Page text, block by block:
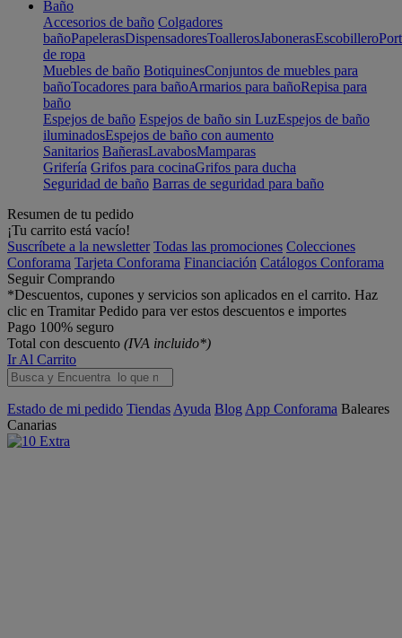
Baño
Accesorios de baño Colgadores
bañoPapelerasDispensadoresToallerosJabonerasEscobillero
de ropa
Muebles de baño BotiquinesConjuntos de muebles para
bañoTocadores para bañoArmarios para bañoRepisa para
baño
Espejos de baño Espejos de baño sin LuzEspejos de baño
iluminadosEspejos de baño con aumento
Sanitarios BañerasLavabosMamparas
Grifería Grifos para cocinaGrifos para ducha
Seguridad de baño Barras de seguridad para baño
Resumen de tu pedido
¡Tu carrito está vacío!
Suscríbete a la newsletter Todas las promociones Colecciones
Conforama Tarjeta Conforama Financiación Catálogos Conforama
Seguir Comprando
*Descuentos, cupones y servicios son aplicados en el carrito. Haz
clic en Tramitar Pedido para ver estos descuentos e importes
Pago 100% seguro
Total con descuento (IVA incluido*)
Ir Al Carrito
Estado de mi pedido Tiendas Ayuda Blog App Conforama Baleares
Canarias